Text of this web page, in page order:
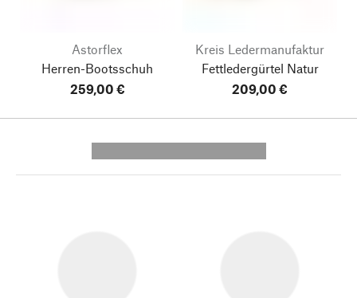
Astorflex
Herren-Bootsschuh
259,00 €
Kreis Ledermanufaktur
Fettledergürtel Natur
209,00 €